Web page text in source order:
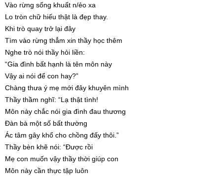
Vào rừng sống khuất n/ẻo xa
Lo tròn chữ hiếu thật là đẹp thay.
Khi trò quay trở lại đây
Tìm vào rừng thẳm xin thầy học thêm
Nghe trò nói thầy hỏi liền:
“Gia đình bất hạnh là tên môn này
Vậy ai nói để con hay?”
Chàng thưa ý mẹ mới đây khuyên mình
Thầy thầm nghĩ: “Lạ thật tình!
Môn này chắc nói gia đình đau thương
Đàn bà một số bất thường
Ác tâm gây khổ cho chồng đấy thôi.”
Thầy bèn khẽ nói: “Được rồi
Mẹ con muốn vậy thầy thời giúp con
Môn này cần thực tập luôn